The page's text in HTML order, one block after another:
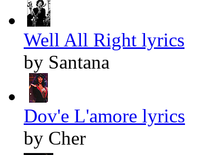
Well All Right lyrics
by Santana
Dov'e L'amore lyrics
by Cher